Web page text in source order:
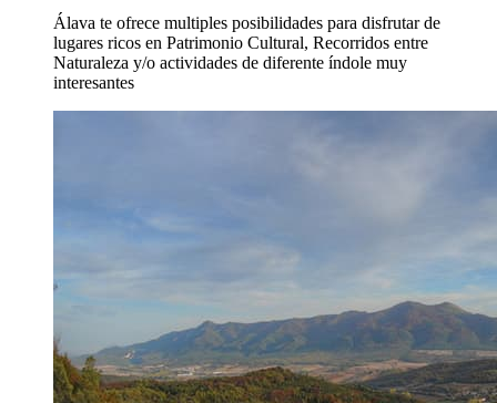
Álava te ofrece multiples posibilidades para disfrutar de
lugares ricos en Patrimonio Cultural, Recorridos entre
Naturaleza y/o actividades de diferente índole muy
interesantes